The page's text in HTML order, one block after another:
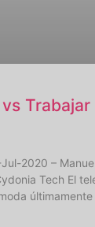
2020 –
Tech El